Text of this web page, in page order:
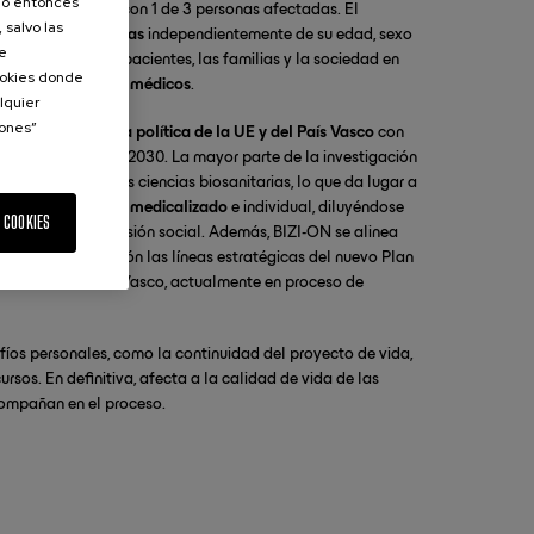
en Euskadi con 1 de 3 personas afectadas. El
todas las personas independientemente de su edad, sexo
para los pacientes, las familias y la sociedad en
los tratamientos médicos.
de la agenda política de la UE y del País Vascocon
del 70% para 2030. La mayor parte de la investigación
el ámbito de las ciencias biosanitarias, lo que da lugar a
todavía muy medicalizado e individual, diluyéndose
y la dimensión social. Además, BIZI-ON se alinea
sigue con atención las líneas estratégicas del nuevo Plan
Pacto de Salud Vasco, actualmente en proceso de
personales, como la continuidad del proyecto de vida,
En definitiva, afecta a la calidad de vida de las
en el proceso.
salvo las
donde